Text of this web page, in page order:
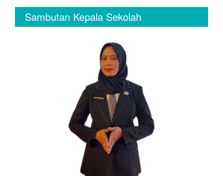
Sambutan Kepala Sekolah